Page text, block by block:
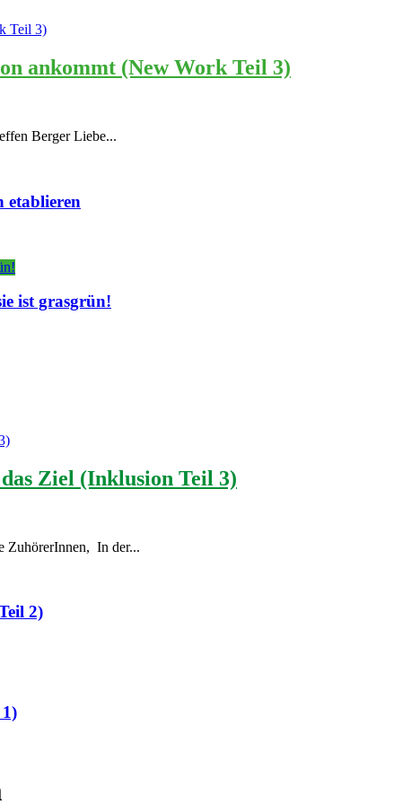
ankommt (New Work Teil 3)
Berger Liebe...
etablieren
ist grasgrün!
Ziel (Inklusion Teil 3)
ZuhörerInnen, In der...
2)